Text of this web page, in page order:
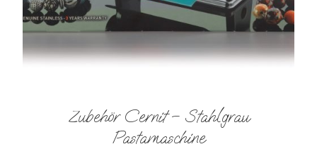
Zubehör Cernit – Stahlgrau
Pastamaschine